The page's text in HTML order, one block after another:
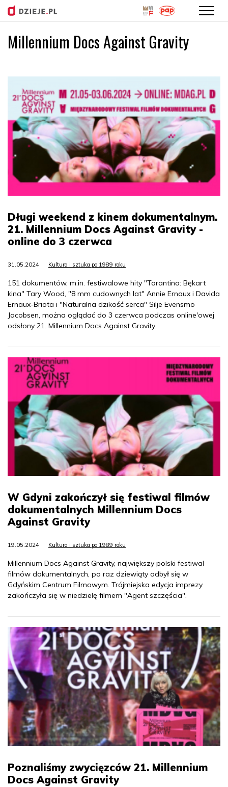
Przejdź
do
Millennium Docs Against Gravity
Długi weekend z kinem dokumentalnym.
21. Millennium Docs Against Gravity -
online do 3 czerwca
31.05.2024 Kultura i sztuka po 1989 roku
151 dokumentów, m.in. festiwalowe hity "Tarantino: Bękart
kina" Tary Wood, "8 mm cudownych lat" Annie Ernaux i Davida
Ernaux-Briota i "Naturalna dzikość serca" Silje Evensmo
Jacobsen, można oglądać do 3 czerwca podczas online'owej
odsłony 21. Millennium Docs Against Gravity.
W Gdyni zakończył się festiwal filmów
dokumentalnych Millennium Docs
Against Gravity
19.05.2024 Kultura i sztuka po 1989 roku
Millennium Docs Against Gravity, największy polski festiwal
filmów dokumentalnych, po raz dziewiąty odbył się w
Gdyńskim Centrum Filmowym. Trójmiejska edycja imprezy
zakończyła się w niedzielę filmem "Agent szczęścia".
Poznaliśmy zwycięzców 21. Millennium
Docs Against Gravity